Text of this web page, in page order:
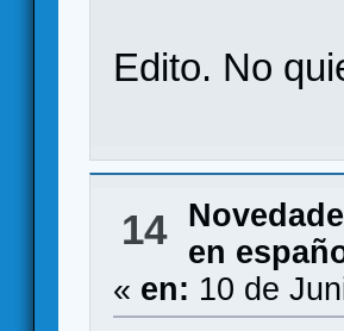
Edito. No
14
en
« en: 10 de